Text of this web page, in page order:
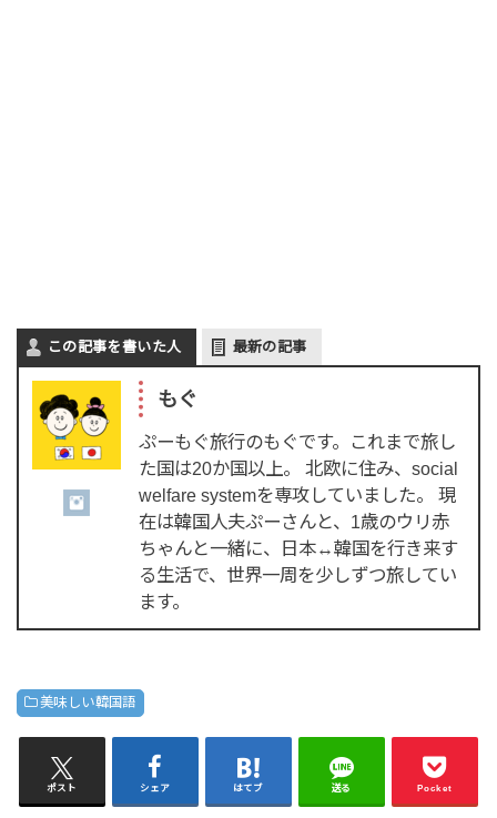
この記事を書いた人 最新の記事
もぐ
ぷーもぐ旅行のもぐです。これまで旅し
た国は20か国以上。 北欧に住み、social
welfare systemを専攻していました。 現
在は韓国人夫ぷーさんと、1歳のウリ赤
ちゃんと一緒に、日本↔韓国を行き来す
る生活で、世界一周を少しずつ旅してい
ます。
美味しい韓国語
ポスト シェア はてブ 送る Pocket